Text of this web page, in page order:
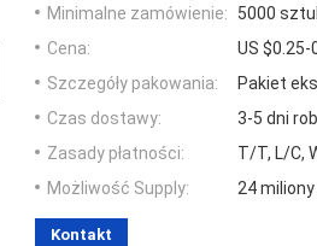
Minimalne zamówienie:
5000
Cena:
US $0.25-
Szczegóły pakowania:
Pakiet
Czas dostawy:
3-5 dni
Zasady płatności:
T/T, L/C,
Możliwość Supply:
24
Kontakt